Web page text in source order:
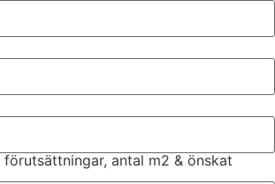
antal m2 & önskat